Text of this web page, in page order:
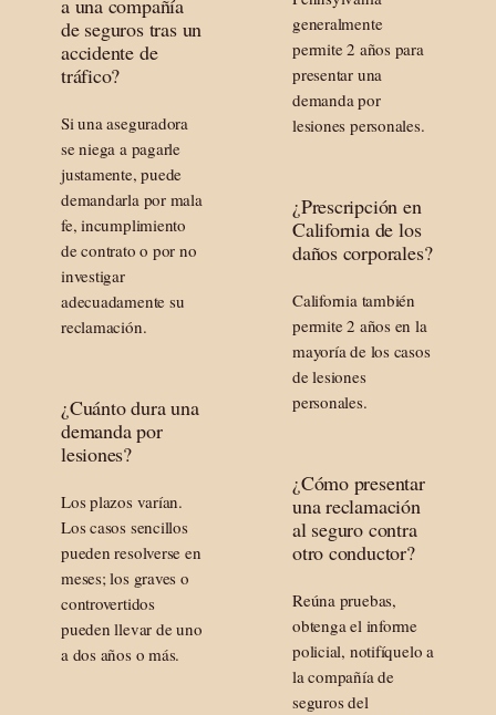
a una compañía
de seguros tras un
accidente de
tráfico?
Si una aseguradora
se niega a pagarle
justamente, puede
demandarla por mala
fe, incumplimiento
de contrato o por no
investigar
adecuadamente su
reclamación.
¿Cuánto dura una
demanda por
lesiones?
Los plazos varían.
Los casos sencillos
pueden resolverse en
meses; los graves o
controvertidos
pueden llevar de uno
a dos años o más.
generalmente
permite 2 años para
presentar una
demanda por
lesiones personales.
¿Prescripción en
California de los
daños corporales?
California también
permite 2 años en la
mayoría de los casos
de lesiones
personales.
¿Cómo presentar
una reclamación
al seguro contra
otro conductor?
Reúna pruebas,
obtenga el informe
policial, notifíquelo a
la compañía de
seguros del